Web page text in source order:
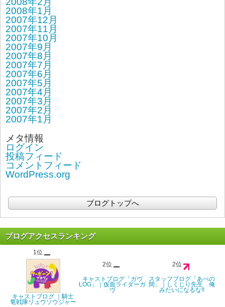
2008年1月
2007年12月
2007年11月
2007年10月
2007年9月
2007年8月
2007年7月
2007年6月
2007年5月
2007年4月
2007年3月
2007年2月
2007年1月
メタ情報
ログイン
投稿フィード
コメントフィード
WordPress.org
ブログトップへ
ブログアクセスランキング
1位
キャストブログ ｜騎士
竜戦隊リュウソウジャー
2位
キャストブログ「ガヴ
LOG」｜仮面ライダーガ
ヴ
2位
スタッフブログ「あべの
間」｜しくじり先生 俺
みたいになるな!!